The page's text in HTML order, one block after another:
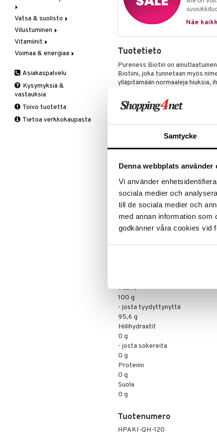
Samtycke
Denna webbplats använder
Vi använder
sociala medier och
till de sociala medier och
med annan information som
godkänner våra cookies vid
Näe
Tuotetieto
Pureness Biotin on
Biotiini, joka tunnetaan myös
ylläpitämään normaaleja hiuksia,
energiaksi. Koska biotiini on
tai ravintolisänä.
Kuten kaikki Pureness-
luonnollisesti sisällä täyteaineita!
Annostus
1 kapseli päivässä.
Tämä on ravintolisä. Suositeltua
käyttää monipuolisen
ulottumattomissa.
Ainesosat
Kollageenipeptidi
Ravintoarvo per 100 g
Rasva
100 g
- josta tyydyttynyttä
95,6 g
Hiilihydraatit
0 g
- josta sokereita
0 g
Proteiini
0 g
Suola
0 g
Tuotenumero
HPAKI-QH-120
Neidonhiuspuu
Vegetaariset rasvahapot
Verisuonia vahvistavat
Hieronta
Ilmankostuttimet
Kivunlievitys
Muuta
Vatsa & suolisto
Happamuutta säätelevät
Juomat
Kuidut
Ruuansulatus
Suolisto
Vilustuminen
C-vitamiini
Estävä & helpottava
Muut
Valkosipuli
Yskään
Vitamiinit
A, D, E & K
B-vitamiinit
C-vitamiinit
Miehet
Multimineraalit
Voimaa & energiaa
Muut
Q-10
Schizandra
Suorituskyky
Asiakaspalvelu
Kysymyksiä &
vastauksia
Toivo tuotetta
Tietoa verkkokaupasta